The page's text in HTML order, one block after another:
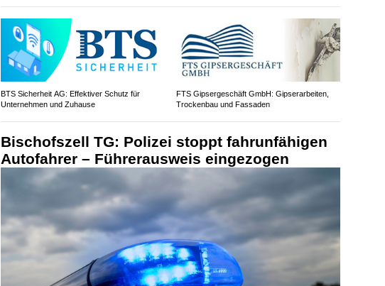
BTS Sicherheit AG: Effektiver Schutz für
Unternehmen und Zuhause
FTS Gipsergeschäft GmbH: Gipserarbeiten,
Trockenbau und Fassaden
Bischofszell TG: Polizei stoppt fahrunfähigen
Autofahrer – Führerausweis eingezogen